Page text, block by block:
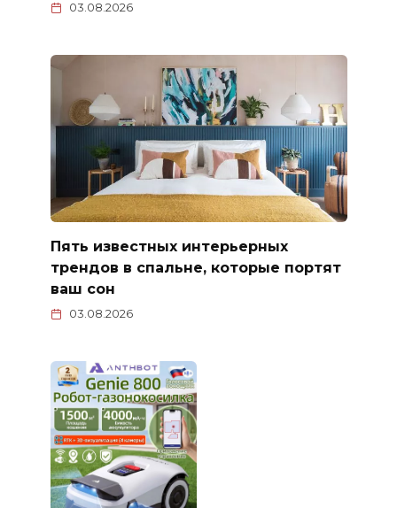
03.08.2026
Пять известных интерьерных
трендов в спальне, которые портят
ваш сон
03.08.2026